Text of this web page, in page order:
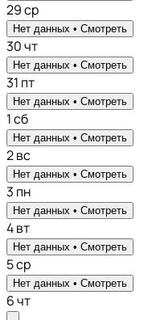
29ср
Нет данных • Смотреть
30чт
Нет данных • Смотреть
31 пт
Нет данных • Смотреть
1сб
Нет данных • Смотреть
2вс
Нет данных • Смотреть
3 пн
Нет данных • Смотреть
4вт
Нет данных • Смотреть
5ср
Нет данных • Смотреть
6чт